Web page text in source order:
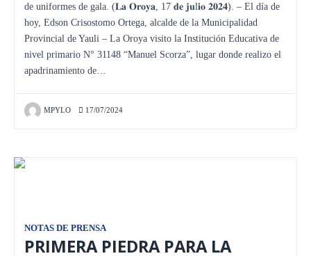
de uniformes de gala. (𝐋𝐚 𝐎𝐫𝐨𝐲𝐚, 17 𝐝𝐞 𝐣𝐮l𝐢𝐨 𝟐𝟎𝟐𝟒). – El día de
hoy, Edson Crisostomo Ortega, alcalde de la Municipalidad
Provincial de Yauli – La Oroya visito la Institución Educativa de
nivel primario N° 31148 “Manuel Scorza”, lugar donde realizo el
apadrinamiento de…
MPYLO 17/07/2024
NOTAS DE PRENSA
PRIMERA PIEDRA PARA LA